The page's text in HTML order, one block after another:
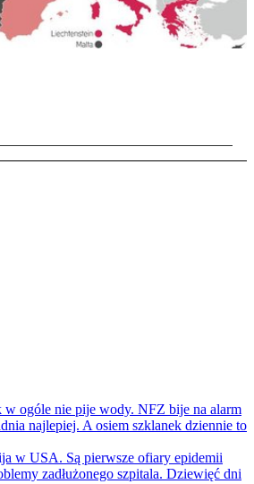
w ogóle nie pije wody. NFZ bije na alarm
najlepiej. A osiem szklanek dziennie to
w USA. Są pierwsze ofiary epidemii
zadłużonego szpitala. Dziewięć dni